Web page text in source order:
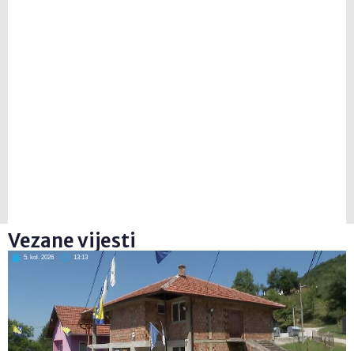
Vezane vijesti
5. kol. 2026 13:13